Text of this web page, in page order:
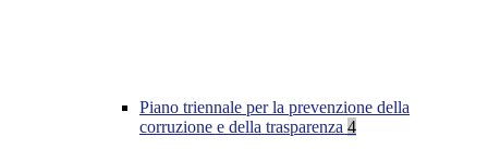
Piano triennale per la prevenzione della
corruzione e della trasparenza 4